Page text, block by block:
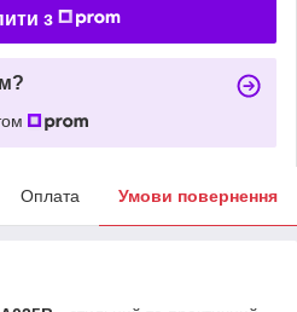
з
Оплата Умови повернення